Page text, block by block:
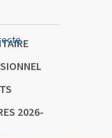
2026-